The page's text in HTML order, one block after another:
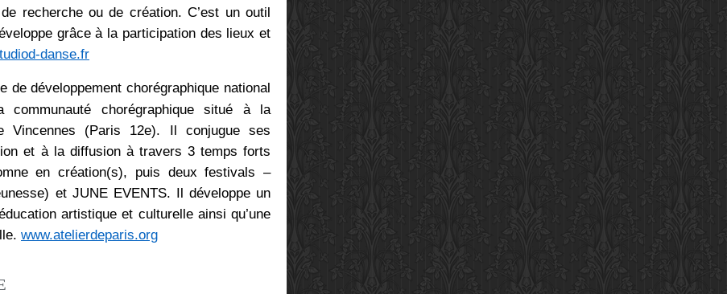
recherche ou de création. C’est un outil
grâce à la participation des lieux et
danse.fr
de développement chorégraphique national
chorégraphique situé à la
Vincennes (Paris 12e). Il conjugue ses
et à la diffusion à travers 3 temps forts
en création(s), puis deux festivals –
et JUNE EVENTS. Il développe un
artistique et culturelle ainsi qu’une
www.atelierdeparis.org